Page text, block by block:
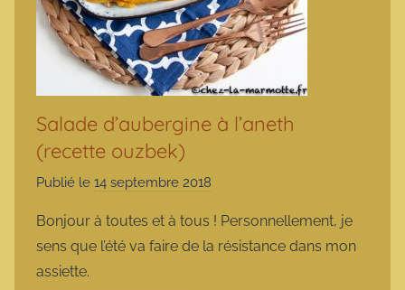
Salade d’aubergine à l’aneth
(recette ouzbek)
Publié le 14 septembre 2018
r
m
Bonjour à toutes et à tous ! Personnellement, je
sens que l’été va faire de la résistance dans mon
assiette.